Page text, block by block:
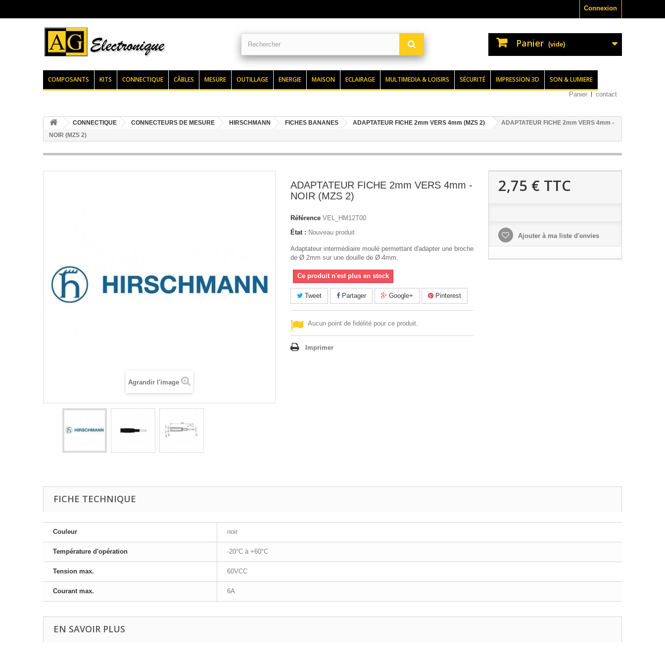
Connexion
Panier (vide)
COMPOSANTS KITS CONNECTIQUE CÂBLES MESURE OUTILLAGE ENERGIE MAISON ECLAIRAGE MULTIMEDIA & LOISIRS SÉCURITÉ IMPRESSION 3D SON & LUMIERE
Panier contact
CONNECTIQUE CONNECTEURS DE MESURE HIRSCHMANN FICHES BANANES ADAPTATEUR FICHE 2mm VERS 4mm (MZS 2)
ADAPTATEUR FICHE 2mm VERS 4mm -
NOIR (MZS 2)
Agrandir l'image
ADAPTATEUR FICHE 2mm VERS 4mm -
NOIR (MZS 2)
Référence VEL_HM12T00
État : Nouveau produit
Adaptateur intermédiaire moulé permettant d'adapter une broche
de Ø 2mm sur une douille de Ø 4mm.
Ce produit n'est plus en stock
Tweet Partager Google+ Pinterest
Aucun point de fidélité pour ce produit.
Imprimer
2,75 € TTC
Ajouter à ma liste d'envies
FICHE TECHNIQUE
Couleur noir
Température d'opération -20°C à +60°C
Tension max. 60VCC
Courant max. 6A
EN SAVOIR PLUS